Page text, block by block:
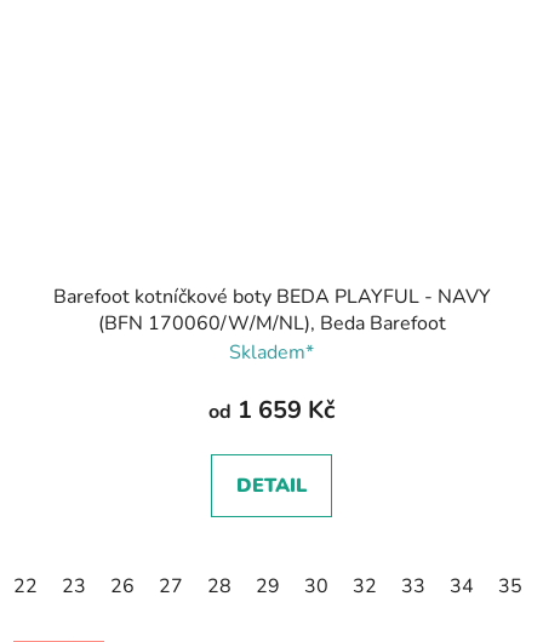
Barefoot kotníčkové boty BEDA PLAYFUL - NAVY
(BFN 170060/W/M/NL), Beda Barefoot
Skladem*
od 1 659 Kč
DETAIL
22 23 26 27 28 29 30 32 33 34 35